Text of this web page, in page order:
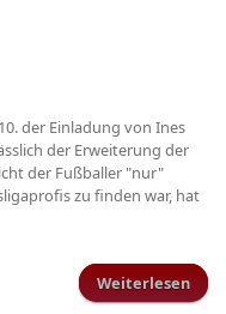
der Einladung von Ines
der Erweiterung der
der Fußballer "nur"
zu finden war, hat
Weiterlesen